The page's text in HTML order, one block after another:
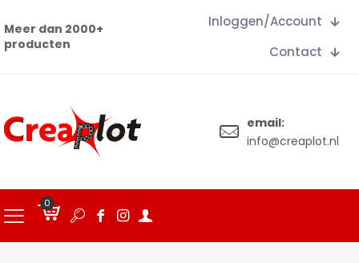
Meer dan 2000+
producten
Inloggen/Account
Contact
email:
info@creaplot.nl
0